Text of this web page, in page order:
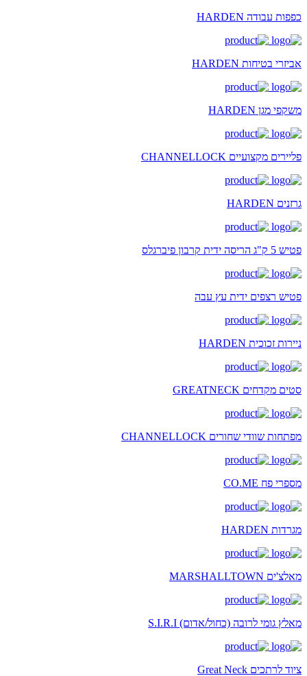
כפפות עבודה HARDEN
אביזרי בטיחות HARDEN
משקפי מגן HARDEN
פליירים מקצועיים CHANNELLOCK
גרזנים HARDEN
פטיש 5 ק"ג הריסה ידית קרבון פיברגלס
פטיש רצפים ידית עץ עבה
ניירות זכוכית HARDEN
סטים מקדחים GREATNECK
מפתחות שוודי שחורים CHANNELLOCK
מספרי פח CO.ME
מגרדות HARDEN
מאלצ'ים MARSHALLTOWN
מאלץ גומי לרובה (כחול/אדום) S.I.R.I
ציוד לרתכים Great Neck